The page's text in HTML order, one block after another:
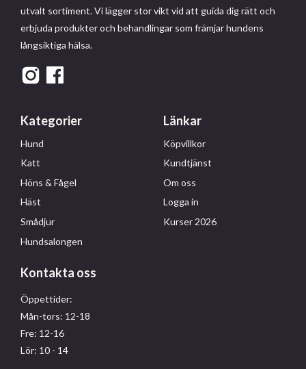
utvalt sortiment. Vi lägger stor vikt vid att guida dig rätt och
erbjuda produkter och behandlingar som främjar hundens
långsiktiga hälsa.
Kategorier
Hund
Katt
Höns & Fågel
Häst
Smådjur
Hundsalongen
Länkar
Köpvillkor
Kundtjänst
Om oss
Logga in
Kurser 2026
Kontakta oss
Öppettider:
Mån-tors: 12-18
Fre: 12-16
Lör: 10 - 14